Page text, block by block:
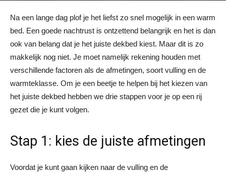
Na een lange dag plof je het liefst zo snel mogelijk in een warm
bed. Een goede nachtrust is ontzettend belangrijk en het is dan
ook van belang dat je het juiste dekbed kiest. Maar dit is zo
makkelijk nog niet. Je moet namelijk rekening houden met
verschillende factoren als de afmetingen, soort vulling en de
warmteklasse. Om je een beetje te helpen bij het kiezen van
het juiste dekbed hebben we drie stappen voor je op een rij
gezet die je kunt volgen.
Stap 1: kies de juiste afmetingen
Voordat je kunt gaan kijken naar de vulling en de